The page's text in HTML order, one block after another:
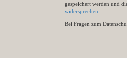
gespeichert werden und
widersprechen
Bei Fragen zum